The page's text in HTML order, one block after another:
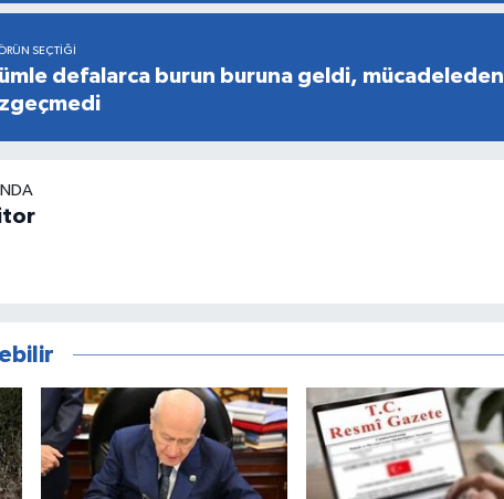
SEÇTIĞI
defalarca burun buruna geldi, mücadeleden